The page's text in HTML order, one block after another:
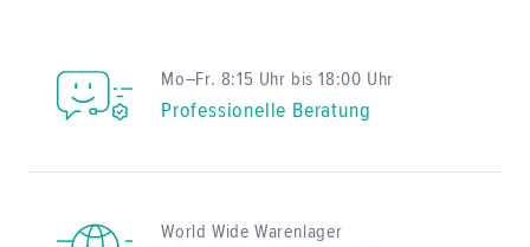
Professionelle Beratung
Mo–Fr. 8:15 Uhr bis 18:00 Uhr
World Wide Warenlager